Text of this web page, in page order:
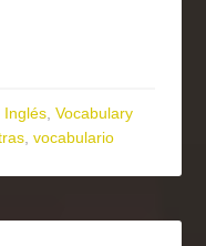
Inglés ,Vocabulary
,vocabulario